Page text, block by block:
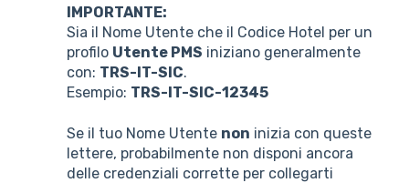
IMPORTANTE:
Sia il Nome Utente che il Codice Hotel per un
profilo Utente PMS iniziano generalmente
con: TRS-IT-SIC.
Esempio: TRS-IT-SIC-12345
Se il tuo Nome Utente non inizia con queste
lettere, probabilmente non disponi ancora
delle credenziali corrette per collegarti